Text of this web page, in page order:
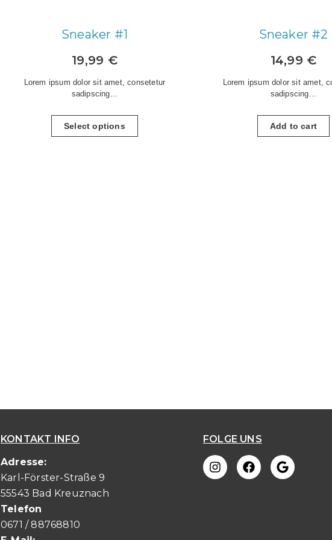
Sneaker #1
19,99 €
Lorem ipsum dolor sit amet, consetetur
sadipscing...
Select options
Sneaker #2
14,99 €
Lorem ipsum dolor sit amet,
sadipscing...
Add to cart
KONTAKT INFO
Adresse:
Karl-Förster-Straße 9
55543 Bad Kreuznach
Telefon
0671 / 88768810
FOLGE UNS